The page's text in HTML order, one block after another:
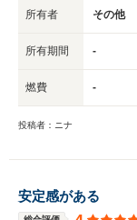
所有者 その他
所有期間 -
燃費 -
投稿者：ニナ
安定感がある